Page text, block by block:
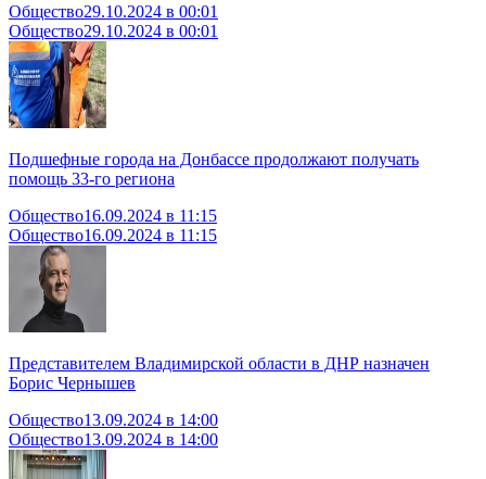
Общество29.10.2024 в 00:01
Общество29.10.2024 в 00:01
Подшефные города на Донбассе продолжают получать
помощь 33-го региона
Общество16.09.2024 в 11:15
Общество16.09.2024 в 11:15
Представителем Владимирской области в ДНР назначен
Борис Чернышев
Общество13.09.2024 в 14:00
Общество13.09.2024 в 14:00